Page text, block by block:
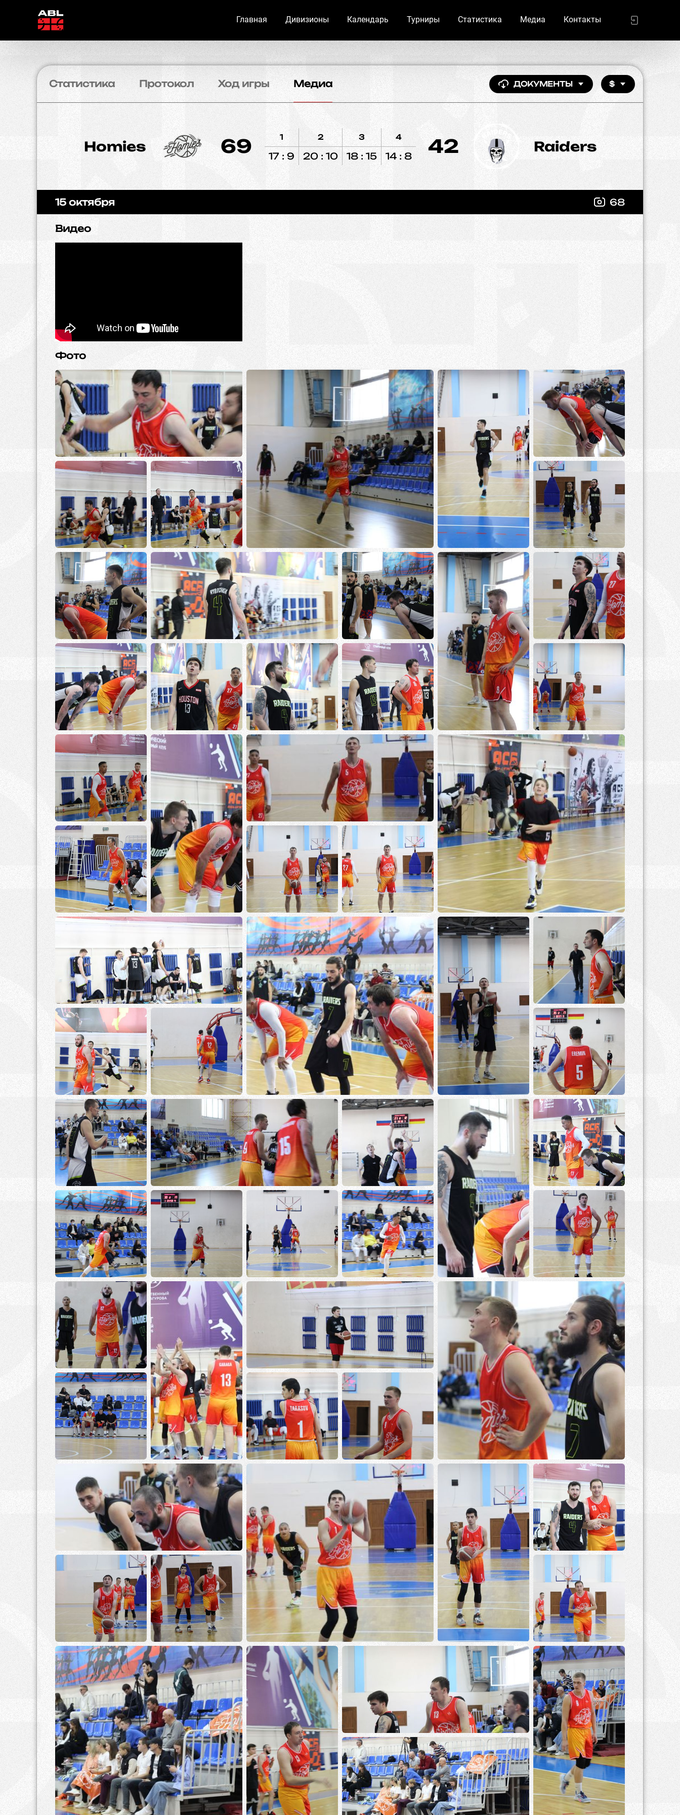
Главная Дивизионы Календарь Турниры Статистика Медиа Контакты
Статистика Протокол Ход игры Медиа ДОКУМЕНТЫ $
Homies 69 1
17 : 9
2
20 : 10
3
18 : 15
4
14 : 8
Raiders
42
15 октября 68
Видео
Фото